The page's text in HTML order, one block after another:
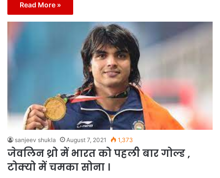
Read More »
sanjeev shukla August 7, 2021 1,373
जेवलिन थ्रो में भारत को पहली बार गोल्ड ,
टोक्यो में चमका सोना ।